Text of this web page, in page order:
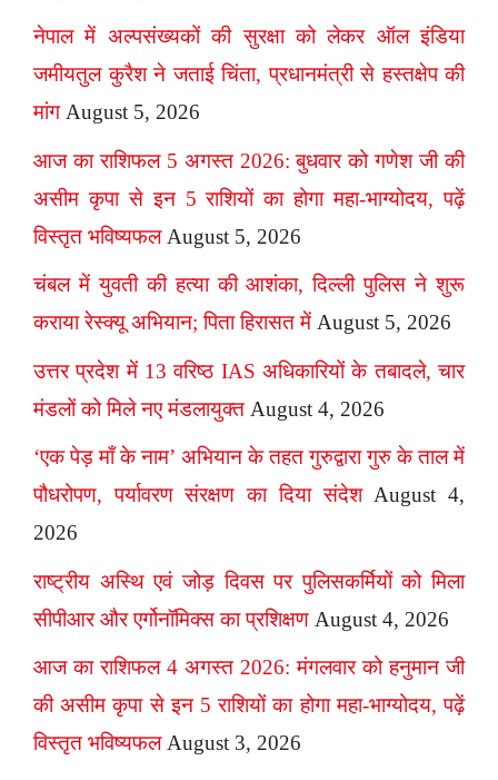
नेपाल में अल्पसंख्यकों की सुरक्षा को लेकर ऑल इंडिया
जमीयतुल कुरैश ने जताई चिंता, प्रधानमंत्री से हस्तक्षेप की
मांग August 5, 2026
आज का राशिफल 5 अगस्त 2026: बुधवार को गणेश जी की
असीम कृपा से इन 5 राशियों का होगा महा-भाग्योदय, पढ़ें
विस्तृत भविष्यफल August 5, 2026
चंबल में युवती की हत्या की आशंका, दिल्ली पुलिस ने शुरू
कराया रेस्क्यू अभियान; पिता हिरासत में August 5, 2026
उत्तर प्रदेश में 13 वरिष्ठ IAS अधिकारियों के तबादले, चार
मंडलों को मिले नए मंडलायुक्त August 4, 2026
‘एक पेड़ माँ के नाम’ अभियान के तहत गुरुद्वारा गुरु के ताल में
पौधरोपण, पर्यावरण संरक्षण का दिया संदेश August 4,
2026
राष्ट्रीय अस्थि एवं जोड़ दिवस पर पुलिसकर्मियों को मिला
सीपीआर और एर्गोनॉमिक्स का प्रशिक्षण August 4, 2026
आज का राशिफल 4 अगस्त 2026: मंगलवार को हनुमान जी
की असीम कृपा से इन 5 राशियों का होगा महा-भाग्योदय, पढ़ें
विस्तृत भविष्यफल August 3, 2026